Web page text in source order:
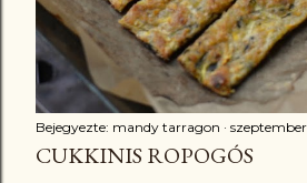
Bejegyezte: mandy tarragon szeptember
CUKKINIS ROPOGÓS